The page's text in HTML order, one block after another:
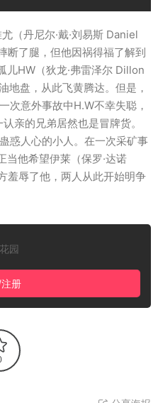
（丹尼尔·戴·刘易斯 Daniel
断了腿，但他因祸得福了解到
儿HW（狄龙·弗雷泽尔 Dillon
地盘，从此飞黄腾达。但是，
次意外事故中H.W不幸失聪，
亲的兄弟居然也是冒牌货。
惑人心的小人。在一次采矿事
当他希望伊莱（保罗·达诺
羞辱了他，两人从此开始明争
园
册